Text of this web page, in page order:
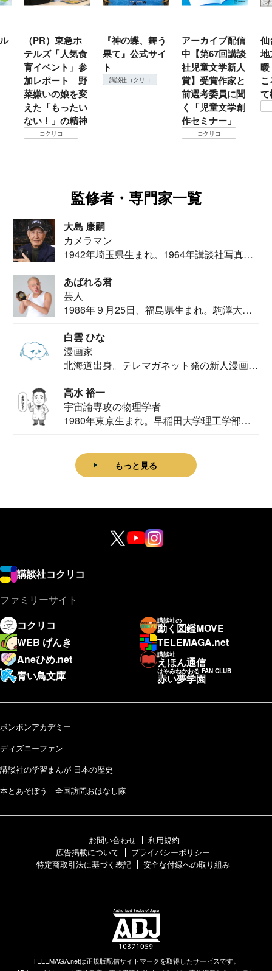
（PR）東急ホ
テルズ「人気食
育イベント」参
加レポート 野
菜嫌いの娘を変
えた「もったい
ない！」の精神
コクリコ
『神の蝶、舞う
果て』公式サイ
ト
講談社コクリコ
アーカイブ配信
中【第67回講談
社児童文学新人
賞】受賞作家と
前選考委員に聞
く「児童文学創
作セミナー」
コクリコ
仙
地
て
監修者・専門家一覧
大島 康嗣
カメラマン
1942年埼玉県生まれ。1964年講談社写真部
あばれる君
芸人
1986年９月25日、福島県生まれ。駒澤大学
白雲 ひな
漫画家
北海道出身。テレマガネット発の新人漫画
高水 裕一
宇宙論専攻の物理学者
1980年東京生まれ。早稲田大学理工学部物
もっと見る
講談社コクリコ
ファミリーサイト
コクリコ
講談社の
動く図鑑MOVE
WEB げんき
TELEMAGA.net
Aneひめ.net
講談社
えほん通信
青い鳥文庫
はやみねかおる FAN CLUB
赤い夢学園
ボンボンアカデミー
ディズニーファン
講談社の学習まんが 日本の歴史
本とあそぼう 全国訪問おはなし隊
お問い合わせ
利用規約
広告掲載について
プライバシーポリシー
特定商取引法に基づく表記
安全な付録への取り組み
TELEMAGA.netは正規版配信サイトマークを取得したサービスです。